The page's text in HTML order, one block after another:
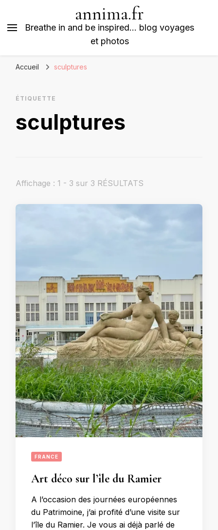
annima.fr
Breathe in and be inspired… blog voyages
et photos
Accueil sculptures
ÉTIQUETTE
sculptures
Affichage : 1 - 3 sur 3 RÉSULTATS
FRANCE
Art déco sur l’île du Ramier
A l’occasion des journées européennes
du Patrimoine, j’ai profité d’une visite sur
l’île du Ramier. Je vous ai déjà parlé de